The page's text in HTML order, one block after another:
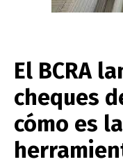
El BCRA
cheques
cómo es